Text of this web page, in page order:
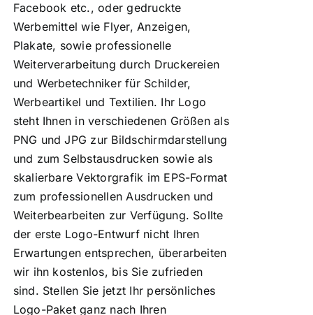
Facebook etc., oder gedruckte
Werbemittel wie Flyer, Anzeigen,
Plakate, sowie professionelle
Weiterverarbeitung durch Druckereien
und Werbetechniker für Schilder,
Werbeartikel und Textilien. Ihr Logo
steht Ihnen in verschiedenen Größen als
PNG und JPG zur Bildschirmdarstellung
und zum Selbstausdrucken sowie als
skalierbare Vektorgrafik im EPS-Format
zum professionellen Ausdrucken und
Weiterbearbeiten zur Verfügung. Sollte
der erste Logo-Entwurf nicht Ihren
Erwartungen entsprechen, überarbeiten
wir ihn kostenlos, bis Sie zufrieden
sind. Stellen Sie jetzt Ihr persönliches
Logo-Paket ganz nach Ihren